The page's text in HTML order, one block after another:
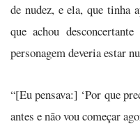
de nudez, e ela, que tinha
que achou
personagem deveria estar
“[Eu pensava:] ‘Por que
antes e não vou começar